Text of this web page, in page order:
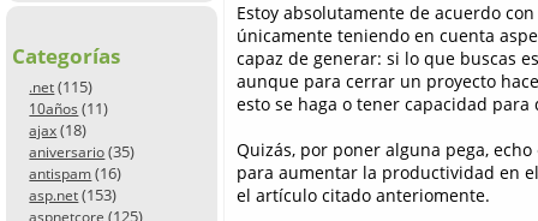
Categorías
.net (115)
10años (11)
ajax (18)
aniversario (35)
antispam (16)
asp.net (153)
aspnetcore (125)
Estoy absolutamente de acuerdo
únicamente teniendo en cuenta
capaz de generar: si lo que buscas
aunque para cerrar un proyecto
esto se haga o tener capacidad
Quizás, por poner alguna pega,
para aumentar la productividad en
el artículo citado anteriomente.